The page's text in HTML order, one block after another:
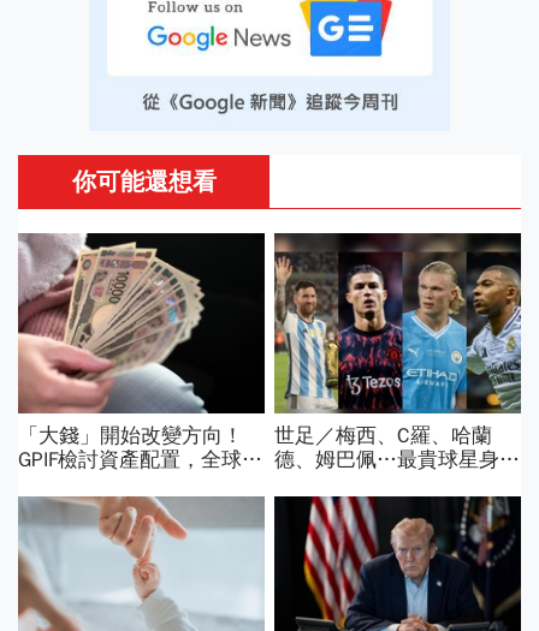
你可能還想看
「大錢」開始改變方向！
GPIF檢討資產配置，全球資
世足／梅西、C羅、哈蘭
德、姆巴佩…最貴球星身價
國560億是墊底球隊77倍